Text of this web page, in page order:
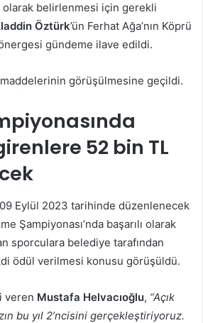
olarak belirlenmesi için gerekli
Öztürk’ün Ferhat Ağa’nın Köprü
gündeme ilave edildi.
görüşülmesine geçildi.
52 bin TL
Eylül 2023 tarihinde düzenlenecek
Şampiyonası’nda başarılı olarak
sporculara belediye tarafından
ödül verilmesi konusu görüşüldü.
veren Mustafa Helvacıoğlu, “Açık
bu yıl 2’ncisini gerçekleştiriyoruz.